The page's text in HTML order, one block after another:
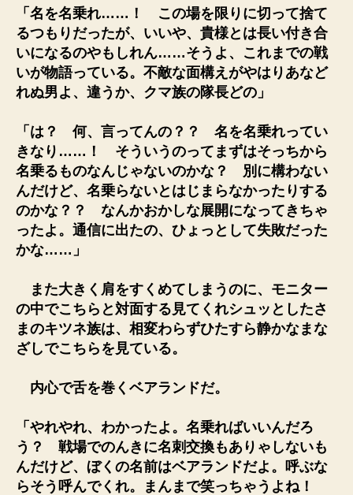
「名を名乗れ……！ この場を限りに切って捨て
るつもりだったが、いいや、貴様とは長い付き合
いになるのやもしれん……そうよ、これまでの戦
いが物語っている。不敵な面構えがやはりあなど
れぬ男よ、違うか、クマ族の隊長どの」
「は？ 何、言ってんの？？ 名を名乗れってい
きなり……！ そういうのってまずはそっちから
名乗るものなんじゃないのかな？ 別に構わない
んだけど、名乗らないとはじまらなかったりする
のかな？？ なんかおかしな展開になってきちゃ
ったよ。通信に出たの、ひょっとして失敗だった
かな……」
また大きく肩をすくめてしまうのに、モニター
の中でこちらと対面する見てくれシュッとしたさ
まのキツネ族は、相変わらずひたすら静かなまな
ざしでこちらを見ている。
内心で舌を巻くベアランドだ。
「やれやれ、わかったよ。名乗ればいいんだろ
う？ 戦場でのんきに名刺交換もありゃしないも
んだけど、ぼくの名前はベアランドだよ。呼ぶな
らそう呼んでくれ。まんまで笑っちゃうよね！